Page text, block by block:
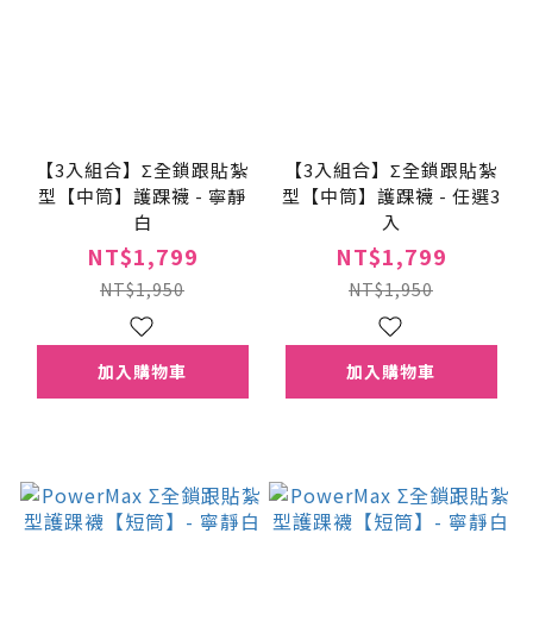
【3入組合】Σ全鎖跟貼紮
型【中筒】護踝襪 - 寧靜
白
NT$1,799
NT$1,950
加入購物車
【3入組合】Σ全鎖跟貼紮
型【中筒】護踝襪 - 任選3
入
NT$1,799
NT$1,950
加入購物車